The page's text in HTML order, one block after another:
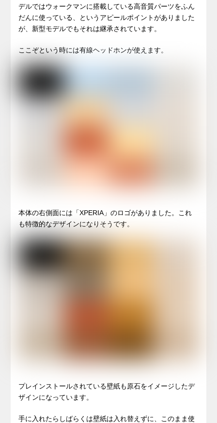
デルではウォークマンに搭載している高音質パーツをふん
だんに使っている、というアピールポイントがありました
が、新型モデルでもそれは継承されています。
ここぞという時には有線ヘッドホンが使えます。
本体の右側面には「XPERIA」のロゴがありました。これ
も特徴的なデザインになりそうです。
プレインストールされている壁紙も原石をイメージしたデ
ザインになっています。
手に入れたらしばらくは壁紙は入れ替えずに、このまま使